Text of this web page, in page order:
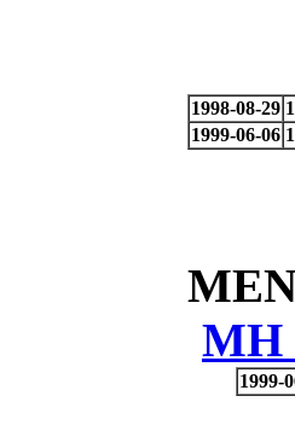
1998-08-29
1999-06-06
MH
1999-